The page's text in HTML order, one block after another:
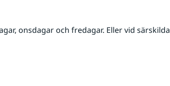
onsdagar och fredagar. Eller vid särskilda